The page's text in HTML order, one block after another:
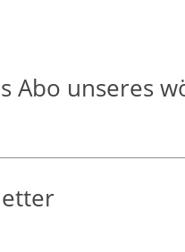
Abo unseres